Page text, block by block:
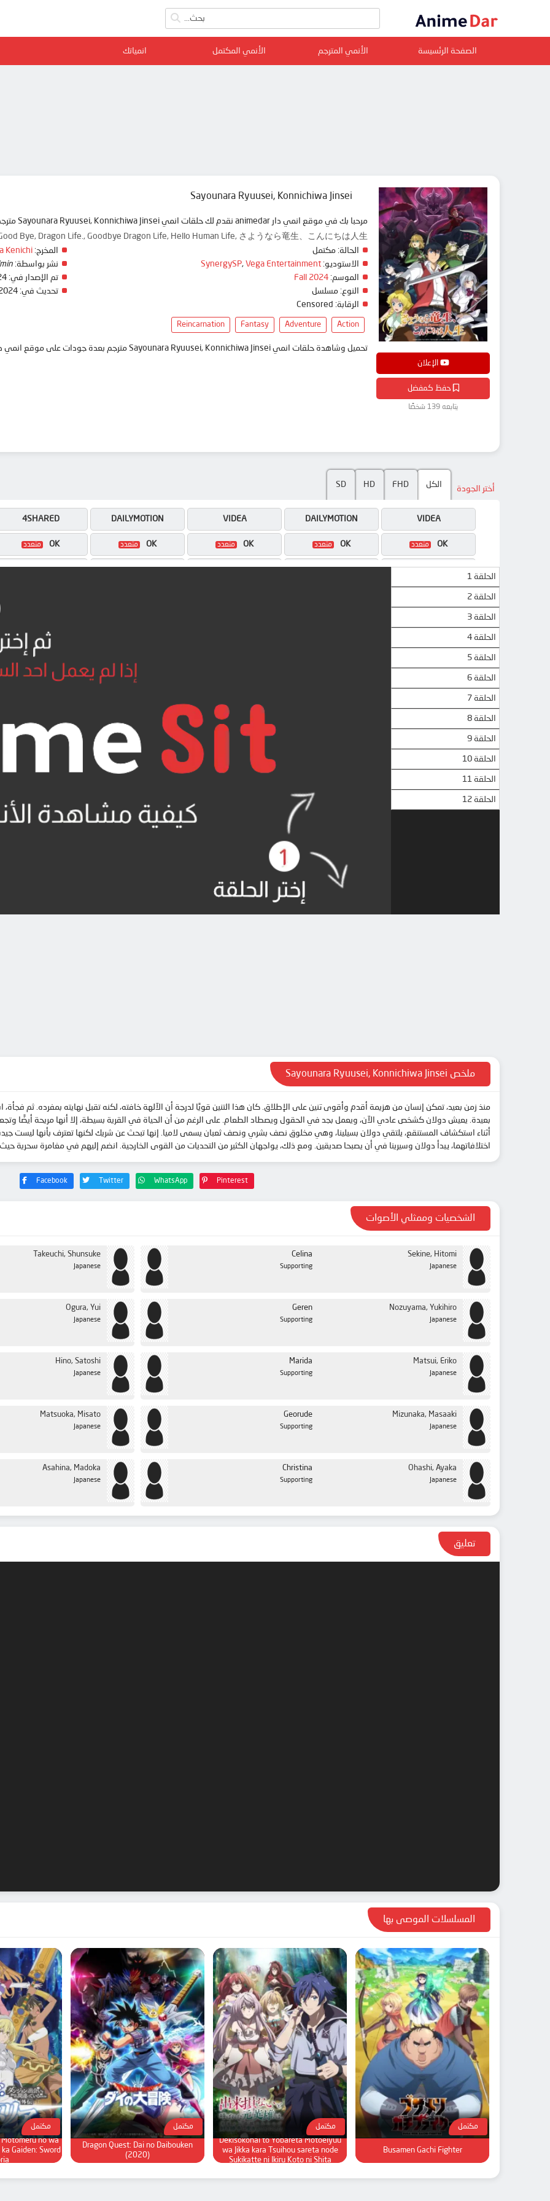
الصفحة الرئسيسة الأنمي المترجم الأنمي المكتمل انمياتك
الإعلان
حفظ كمفضل
يتابعه 139 شخصًا
Sayounara Ryuusei, Konnichiwa Jinsei
مرحبا بك في موقع انمي دار animedar نقدم لك حلقات انمي Sayounara Ryuusei, Konnichiwa Jinsei مترجم عربي بجودة عالية على سرفرات متعددة, مشاهدة ممتعة
Bye, Dragon Life., Goodbye Dragon Life, Hello Human Life, さようなら竜生、こんにちは人生
الحالة: مكتمل
الاستوديو:
SynergySP, Vega Entertainment
الموسم: Fall 2024
النوع: مسلسل
الرقابة:
المخرج: Kenichi
نشر بواسطة:
تم الإصدار في:
تحديث في:
Action
Adventure
Fantasy
Reincarnation
تحميل وشاهدة حلقات انمي Sayounara Ryuusei, Konnichiwa Jinsei مترجم بعدة جودات على موقع انمي دار - animedar
أختر الجودة الكل FHD
HD
SD
UQLOAD
MP4UPLOAD
OK
OK
MEGA
OK
VIDEA
DAILYMOTION
OK
OK
VIDEA
DAILYMOTION
MEGA
4SHARED
MEGA
الحلقة 1
الحلقة 2
الحلقة 3
الحلقة 4
الحلقة 5
الحلقة 6
الحلقة 7
الحلقة 8
الحلقة 9
الحلقة 10
الحلقة 11
الحلقة 12
ملخص Sayounara Ryuusei, Konnichiwa Jinsei
منذ زمن بعيد، تمكن إنسان من هزيمة أقدم وأقوى تنين على الإطلاق. كان هذا التنين قويًا لدرجة أن الآلهة خافته، لكنه تقبل نهايته بمفرده. ثم
بعيدة. يعيش دولان كشخص عادي الآن، ويعمل بجد في الحقول ويصطاد الطعام. على الرغم من أن الحياة في القرية بسيطة، إلا أنها مريحة أيضًا
أثناء استكشاف المستنقع، يلتقي دولان بسيلينا، وهي مخلوق نصف بشري ونصف ثعبان يسمى لاميا. إنها تبحث عن شريك لكنها تعترف بأنها ليست
اختلافاتهما، يبدأ دولان وسيرينا في أن يصبحا صديقين. ومع ذلك، يواجهان الكثير من التحديات من القوى الخارجية. انضم إليهم في مغامرة
Facebook Twitter WhatsApp Pinterest
الشخصيات وممثلي الأصوات
Takeuchi, Shunsuke
Japanese
Celina
Supporting
Sekine, Hitomi
Japanese
Ogura, Yui
Japanese
Geren
Supporting
Nozuyama, Yukihiro
Japanese
Hino, Satoshi
Japanese
Marida
Supporting
Matsui, Eriko
Japanese
Matsuoka, Misato
Japanese
Georude
Supporting
Mizunaka, Masaaki
Japanese
Asahina, Madoka
Japanese
Christina
Supporting
Ohashi, Ayaka
Japanese
تعليق
المسلسلات الموصى بها
مكتمل
Busamen Gachi Fighter
مكتمل
Dekisokonai to Yobareta Motoeiyuu
wa Jikka kara Tsuihou sareta node
Sukikatte ni Ikiru Koto ni Shita
مكتمل
Dragon Quest: Dai no Daibouken
(2020)
مكتمل
no wa
Gaiden: Sword